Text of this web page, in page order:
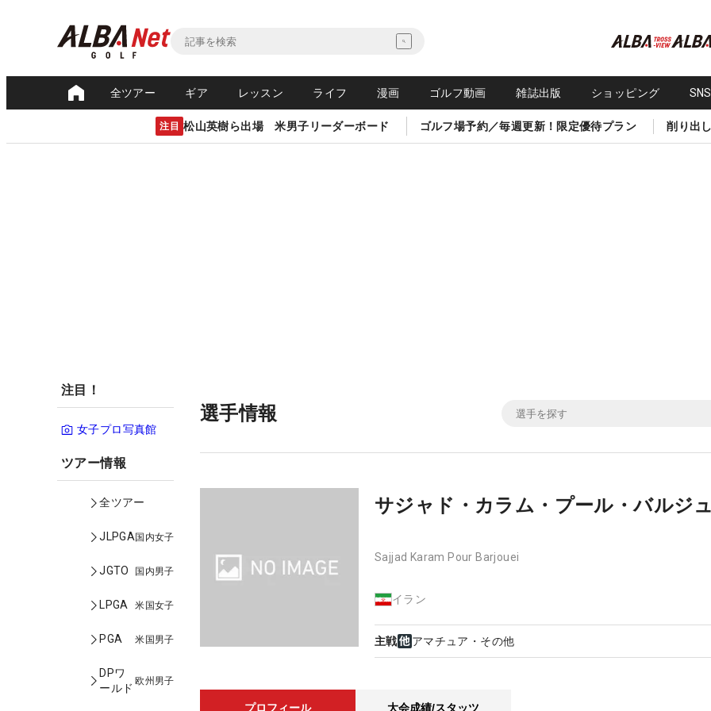
全ツアー ギア レッスン ライフ 漫画 ゴルフ動画 雑誌出版 ショッピング
注目 松山英樹ら出場 米男子リーダーボード ゴルフ場予約／毎週更新！限定優待プラン 削り出
注目！
女子プロ写真館
ツアー情報
全ツアー
JLPGA国内女子
JGTO 国内男子
LPGA 米国女子
PGA 米国男子
DPワ
ールド
欧州男子
選手情報
サジャド・カラム・プール・バルジ
Sajjad Karam Pour Barjouei
イラン
主戦 アマチュア・その他
プロフィール 大会成績/スタッツ